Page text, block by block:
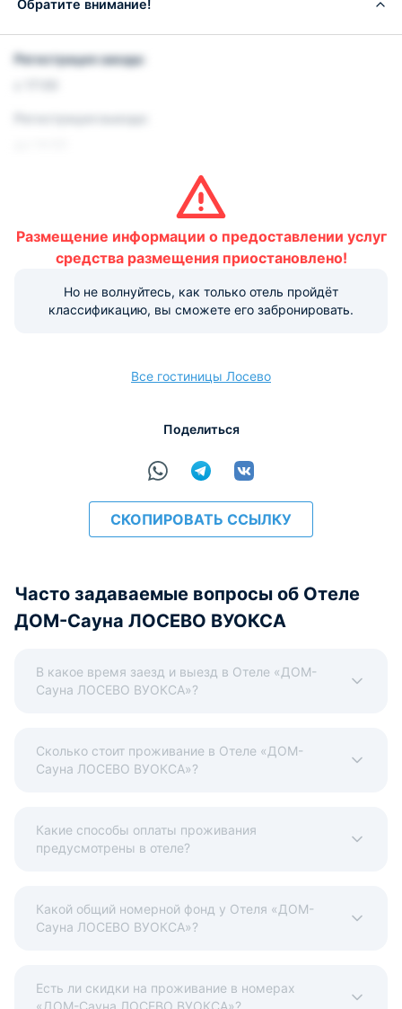
Обратите внимание!
Регистрация заезда:
Условия и правила проживания:
Размещение домашних животных не допускается.
Варианты оплаты, доступные на ресепшене:
Этот объект размещения принимает только
Размещение информации о предоставлении услуг
средства размещения приостановлено!
Но не волнуйтесь, как только отель пройдёт
классификацию, вы сможете его забронировать.
Все гостиницы Лосево
Поделиться
СКОПИРОВАТЬ ССЫЛКУ
Часто задаваемые вопросы об Отеле
ДОМ-Сауна ЛОСЕВО ВУОКСА
В какое время заезд и выезд в Отеле «ДОМ-
Сауна ЛОСЕВО ВУОКСА»?
Сколько стоит проживание в Отеле «ДОМ-
Сауна ЛОСЕВО ВУОКСА»?
Какие способы оплаты проживания
предусмотрены в отеле?
Какой общий номерной фонд у Отеля «ДОМ-
Сауна ЛОСЕВО ВУОКСА»?
Есть ли скидки на проживание в номерах
«ДОМ-Сауна ЛОСЕВО ВУОКСА»?